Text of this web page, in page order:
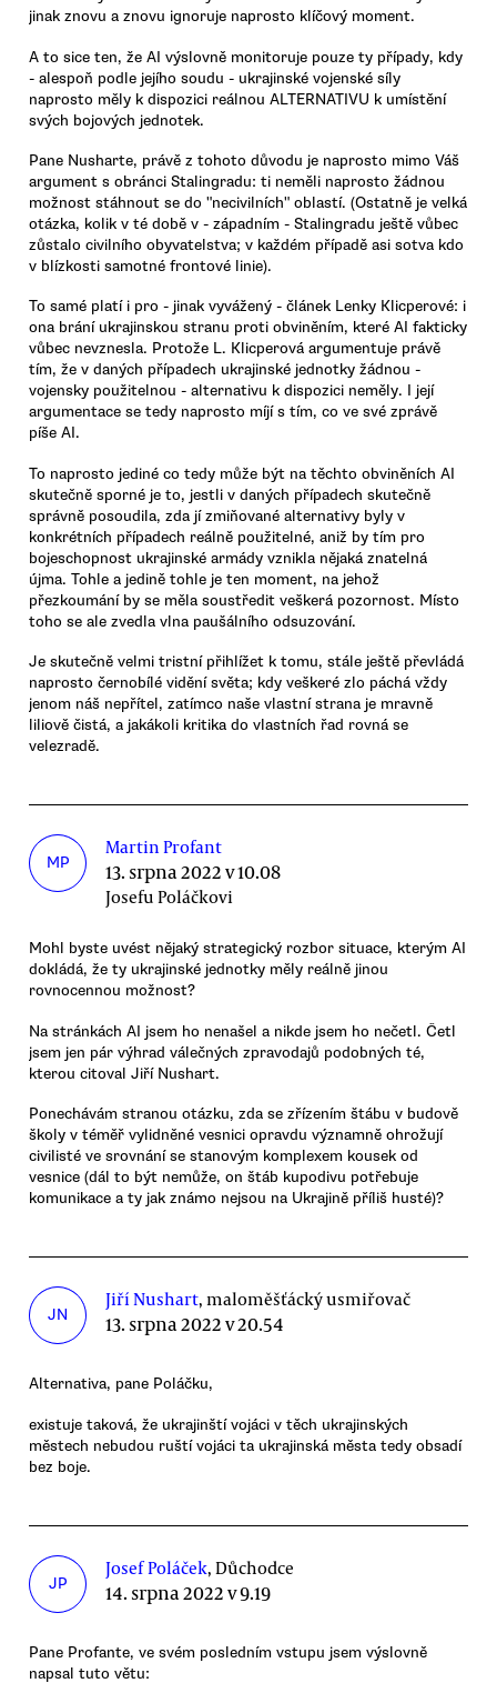
jinak znovu a znovu ignoruje naprosto klíčový moment.
A to sice ten, že AI výslovně monitoruje pouze ty případy, kdy
- alespoň podle jejího soudu - ukrajinské vojenské síly
naprosto měly k dispozici reálnou ALTERNATIVU k umístění
svých bojových jednotek.
Pane Nusharte, právě z tohoto důvodu je naprosto mimo Váš
argument s obránci Stalingradu: ti neměli naprosto žádnou
možnost stáhnout se do "necivilních" oblastí. (Ostatně je velká
otázka, kolik v té době v - západním - Stalingradu ještě vůbec
zůstalo civilního obyvatelstva; v každém případě asi sotva kdo
v blízkosti samotné frontové linie).
To samé platí i pro - jinak vyvážený - článek Lenky Klicperové: i
ona brání ukrajinskou stranu proti obviněním, které AI fakticky
vůbec nevznesla. Protože L. Klicperová argumentuje právě
tím, že v daných případech ukrajinské jednotky žádnou -
vojensky použitelnou - alternativu k dispozici neměly. I její
argumentace se tedy naprosto míjí s tím, co ve své zprávě
píše AI.
To naprosto jediné co tedy může být na těchto obviněních AI
skutečně sporné je to, jestli v daných případech skutečně
správně posoudila, zda jí zmiňované alternativy byly v
konkrétních případech reálně použitelné, aniž by tím pro
bojeschopnost ukrajinské armády vznikla nějaká znatelná
újma. Tohle a jedině tohle je ten moment, na jehož
přezkoumání by se měla soustředit veškerá pozornost. Místo
toho se ale zvedla vlna paušálního odsuzování.
Je skutečně velmi tristní přihlížet k tomu, stále ještě převládá
naprosto černobílé vidění světa; kdy veškeré zlo páchá vždy
jenom náš nepřítel, zatímco naše vlastní strana je mravně
liliově čistá, a jakákoli kritika do vlastních řad rovná se
velezradě.
MP
Martin Profant
13. srpna 2022 v 10.08
Josefu Poláčkovi
Mohl byste uvést nějaký strategický rozbor situace, kterým AI
dokládá, že ty ukrajinské jednotky měly reálně jinou
rovnocennou možnost?
Na stránkách AI jsem ho nenašel a nikde jsem ho nečetl. Četl
jsem jen pár výhrad válečných zpravodajů podobných té,
kterou citoval Jiří Nushart.
Ponechávám stranou otázku, zda se zřízením štábu v budově
školy v téměř vylidněné vesnici opravdu významně ohrožují
civilisté ve srovnání se stanovým komplexem kousek od
vesnice (dál to být nemůže, on štáb kupodivu potřebuje
komunikace a ty jak známo nejsou na Ukrajině příliš husté)?
JN
Jiří Nushart, maloměšťácký usmiřovač
13. srpna 2022 v 20.54
Alternativa, pane Poláčku,
existuje taková, že ukrajinští vojáci v těch ukrajinských
městech nebudou ruští vojáci ta ukrajinská města tedy obsadí
bez boje.
JP
Josef Poláček, Důchodce
14. srpna 2022 v 9.19
Pane Profante, ve svém posledním vstupu jsem výslovně
napsal tuto větu: